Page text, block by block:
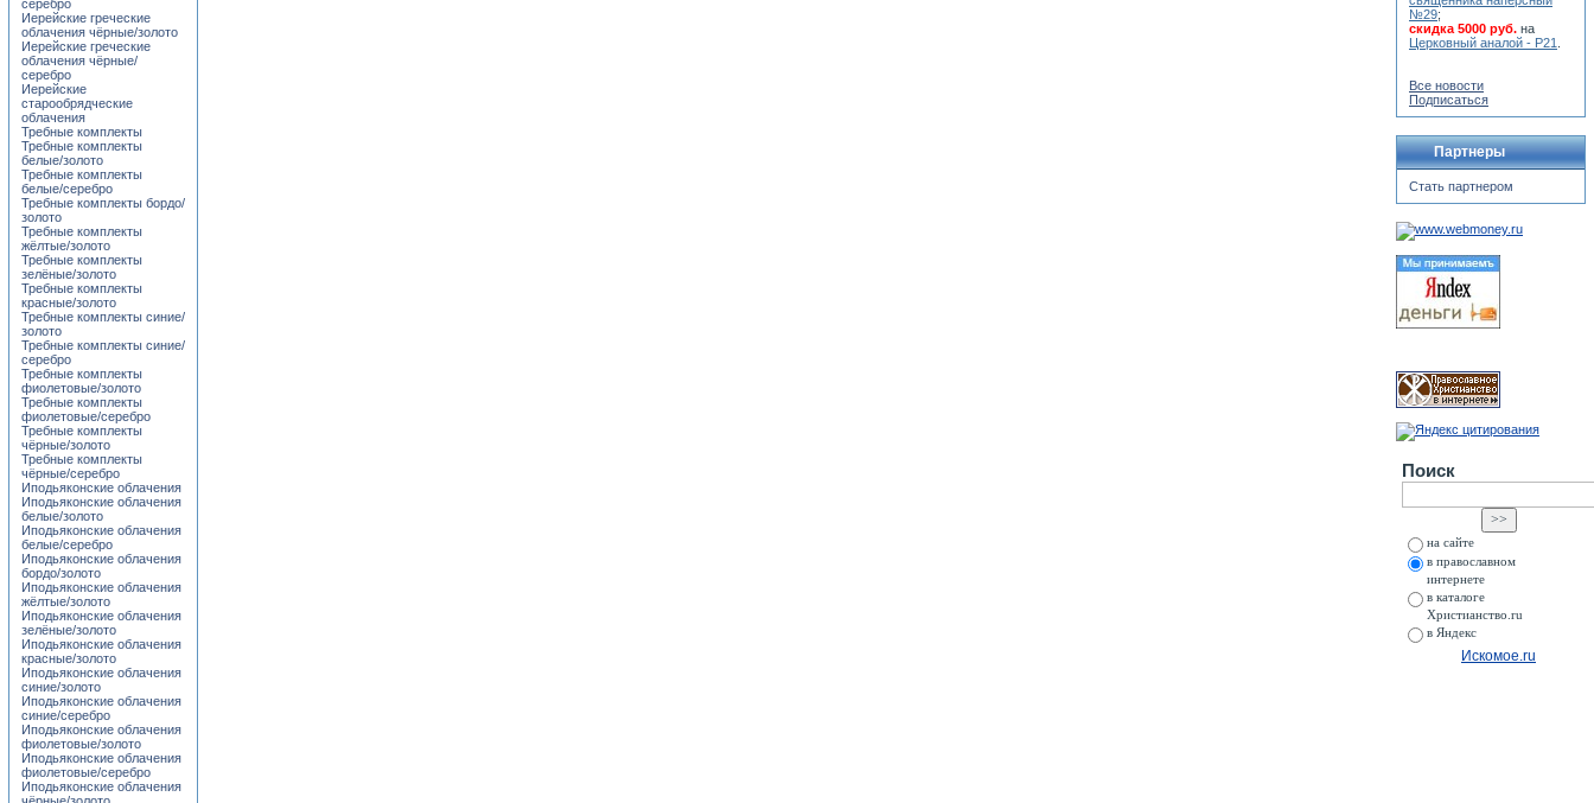
серебро
Иерейские греческие
облачения чёрные/золото
Иерейские греческие
облачения чёрные/
серебро
Иерейские
старообрядческие
облачения
Требные комплекты
Требные комплекты
белые/золото
Требные комплекты
белые/серебро
Требные комплекты бордо/
золото
Требные комплекты
жёлтые/золото
Требные комплекты
зелёные/золото
Требные комплекты
красные/золото
Требные комплекты синие/
золото
Требные комплекты синие/
серебро
Требные комплекты
фиолетовые/золото
Требные комплекты
фиолетовые/серебро
Требные комплекты
чёрные/золото
Требные комплекты
чёрные/серебро
Иподьяконские облачения
Иподьяконские облачения
белые/золото
Иподьяконские облачения
белые/серебро
Иподьяконские облачения
бордо/золото
Иподьяконские облачения
жёлтые/золото
Иподьяконские облачения
зелёные/золото
Иподьяконские облачения
красные/золото
Иподьяконские облачения
синие/золото
Иподьяконские облачения
синие/серебро
Иподьяконские облачения
фиолетовые/золото
Иподьяконские облачения
фиолетовые/серебро
Иподьяконские облачения
№29;
скидка 5000 руб. на
Церковный аналой - Р21
Все новости
Подписаться
Партнеры
Стать партнером
Поиск
на сайте
в православном
интернете
в каталоге
Христианство.ru
в Яндекс
Искомое.ru